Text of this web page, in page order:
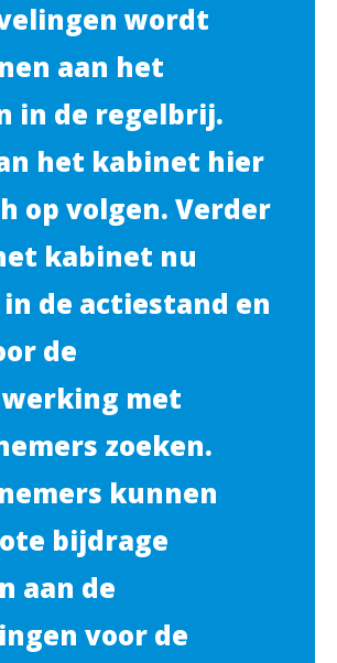
wordt
aan het
in de regelbrij.
het kabinet hier
op volgen. Verder
kabinet nu
de actiestand en
de
met
zoeken.
kunnen
bijdrage
aan de
voor de